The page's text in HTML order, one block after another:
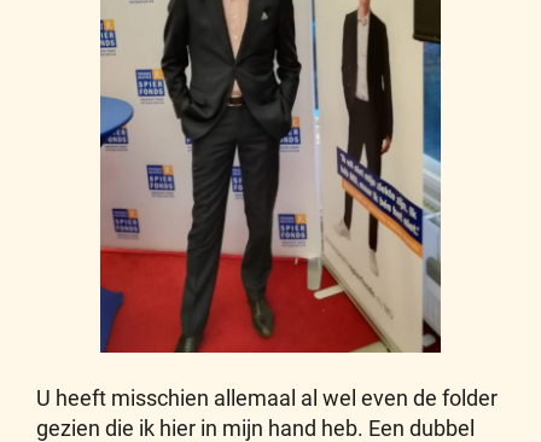
U heeft misschien allemaal al wel even de folder
gezien die ik hier in mijn hand heb. Een dubbel